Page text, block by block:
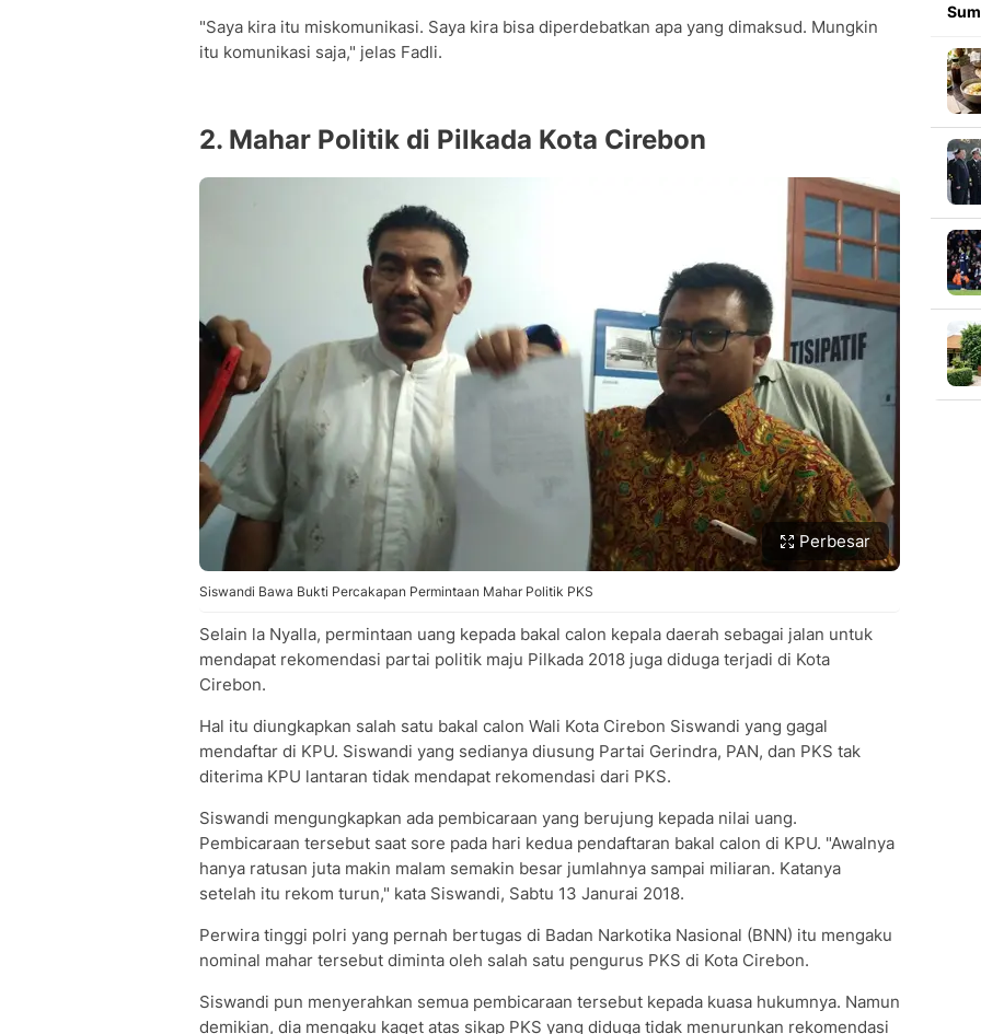
"Saya kira itu miskomunikasi. Saya kira bisa diperdebatkan apa yang dimaksud. Mungkin
itu komunikasi saja," jelas Fadli.
2. Mahar Politik di Pilkada Kota Cirebon
Perbesar
Siswandi Bawa Bukti Percakapan Permintaan Mahar Politik PKS
Selain la Nyalla, permintaan uang kepada bakal calon kepala daerah sebagai jalan untuk
mendapat rekomendasi partai politik maju Pilkada 2018 juga diduga terjadi di Kota
Cirebon.
Hal itu diungkapkan salah satu bakal calon Wali Kota Cirebon Siswandi yang gagal
mendaftar di KPU. Siswandi yang sedianya diusung Partai Gerindra, PAN, dan PKS tak
diterima KPU lantaran tidak mendapat rekomendasi dari PKS.
Siswandi mengungkapkan ada pembicaraan yang berujung kepada nilai uang.
Pembicaraan tersebut saat sore pada hari kedua pendaftaran bakal calon di KPU. "Awalnya
hanya ratusan juta makin malam semakin besar jumlahnya sampai miliaran. Katanya
setelah itu rekom turun," kata Siswandi, Sabtu 13 Janurai 2018.
Perwira tinggi polri yang pernah bertugas di Badan Narkotika Nasional (BNN) itu mengaku
nominal mahar tersebut diminta oleh salah satu pengurus PKS di Kota Cirebon.
Siswandi pun menyerahkan semua pembicaraan tersebut kepada kuasa hukumnya. Namun
demikian, dia mengaku kaget atas sikap PKS yang diduga tidak menurunkan rekomendasi